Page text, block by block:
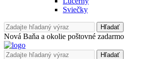
Sviečky
Hľadať
Nová Baňa a okolie poštovné zadarmo
Hľadať